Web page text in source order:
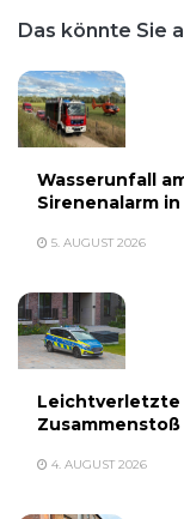
Das könnte Sie
Wasserunfall
Sirenenalarm
5. AUGUST 2026
Leichtverletzte
4. AUGUST 2026